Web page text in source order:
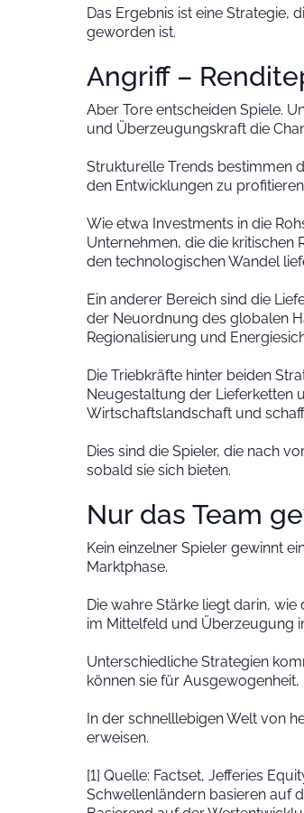
Das Ergebnis ist eine Strategie,
geworden ist.
Angriff –
Aber Tore entscheiden Spiele.
und Überzeugungskraft die
Strukturelle Trends bestimmen
den Entwicklungen zu
Wie etwa Investments in die
Unternehmen, die die kritischen
den technologischen Wandel
Ein anderer Bereich sind die
der Neuordnung des globalen
Regionalisierung und
Die Triebkräfte hinter beiden
Neugestaltung der Lieferketten
Wirtschaftslandschaft und
Dies sind die Spieler, die nach
sobald sie sich bieten.
Nur das Team
Kein einzelner Spieler gewinnt
Marktphase.
Die wahre Stärke liegt darin,
im Mittelfeld und Überzeugung
Unterschiedliche Strategien
können sie für
In der schnelllebigen Welt von
erweisen.
[1] Quelle: Factset, Jefferies
Schwellenländern basieren auf